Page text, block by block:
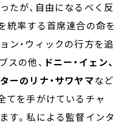
たが、自由になるべく反
統率する首席連合の命を
ン・ウィックの行方を追
スの他、 ドニー・イェン、
ーのリナ・サワヤマなど
てを手がけているチャ
す。私による監督インタ